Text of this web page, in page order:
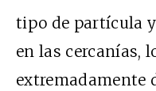
tipo de partícula
en las cercanías,
extremadamente